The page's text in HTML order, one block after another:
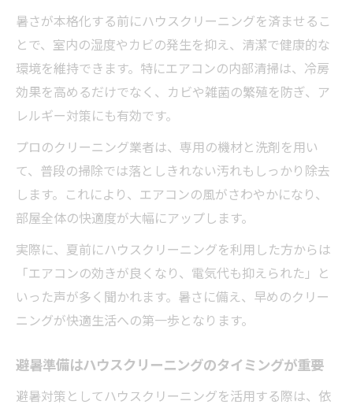
暑さが本格化する前にハウスクリーニングを済ませるこ
とで、室内の湿度やカビの発生を抑え、清潔で健康的な
環境を維持できます。特にエアコンの内部清掃は、冷房
効果を高めるだけでなく、カビや雑菌の繁殖を防ぎ、ア
レルギー対策にも有効です。
プロのクリーニング業者は、専用の機材と洗剤を用い
て、普段の掃除では落としきれない汚れもしっかり除去
します。これにより、エアコンの風がさわやかになり、
部屋全体の快適度が大幅にアップします。
実際に、夏前にハウスクリーニングを利用した方からは
「エアコンの効きが良くなり、電気代も抑えられた」と
いった声が多く聞かれます。暑さに備え、早めのクリー
ニングが快適生活への第一歩となります。
避暑準備はハウスクリーニングのタイミングが重要
避暑対策としてハウスクリーニングを活用する際は、依